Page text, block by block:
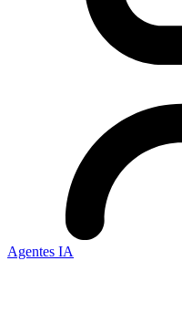
Agentes IA